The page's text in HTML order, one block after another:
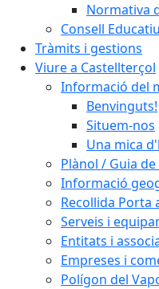
Normativa
Consell
Tràmits i gestions
Viure a Castellterçol
Informació del
Benvinguts!
Situem-nos
Una mica
Plànol / Guia
Informació
Recollida Porta
Serveis i
Entitats i
Empreses i
Polígon del